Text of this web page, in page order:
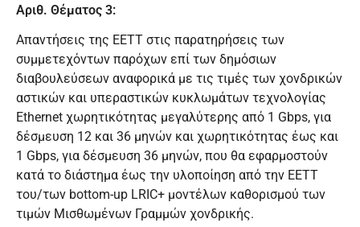
Αριθ. Θέματος 3:
Απαντήσεις της ΕΕΤΤ στις παρατηρήσεις των
συμμετεχόντων παρόχων επί των δημόσιων
διαβουλεύσεων αναφορικά με τις τιμές των χονδρικών
αστικών και υπεραστικών κυκλωμάτων τεχνολογίας
Ethernet χωρητικότητας μεγαλύτερης από 1 Gbps, για
δέσμευση 12 και 36 μηνών και χωρητικότητας έως και
1 Gbps, για δέσμευση 36 μηνών, που θα εφαρμοστούν
κατά το διάστημα έως την υλοποίηση από την ΕΕΤΤ
του/των bottom-up LRIC+ μοντέλων καθορισμού των
τιμών Μισθωμένων Γραμμών χονδρικής.